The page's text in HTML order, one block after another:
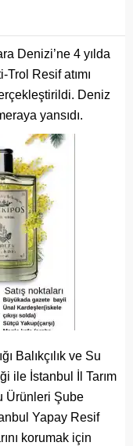
Denizi’ne 4 yılda
Resif atımı
Deniz
yansıdı.
Balıkçılık ve Su
ile İstanbul İl Tarım
Ürünleri Şube
Yapay Resif
korumak için